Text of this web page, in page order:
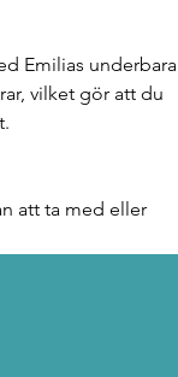
Emilias underbara
vilket gör att du
att ta med eller